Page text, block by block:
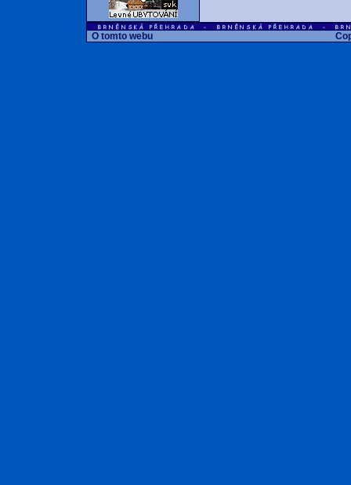
O tomto webu